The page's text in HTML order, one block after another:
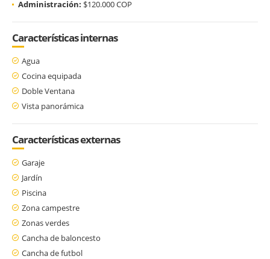
Administración: $120.000 COP
Características internas
Agua
Cocina equipada
Doble Ventana
Vista panorámica
Características externas
Garaje
Jardín
Piscina
Zona campestre
Zonas verdes
Cancha de baloncesto
Cancha de futbol